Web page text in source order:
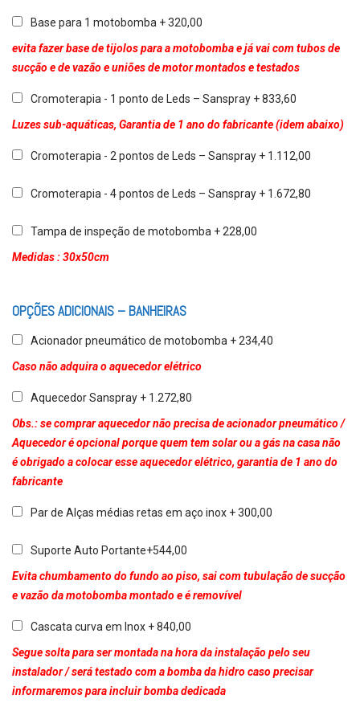
Base para 1 motobomba + 320,00
evita fazer base de tijolos para a motobomba e já vai com tubos de
sucção e de vazão e uniões de motor montados e testados
Cromoterapia - 1 ponto de Leds – Sanspray + 833,60
Luzes sub-aquáticas, Garantia de 1 ano do fabricante (idem abaixo)
Cromoterapia - 2 pontos de Leds – Sanspray + 1.112,00
Cromoterapia - 4 pontos de Leds – Sanspray + 1.672,80
Tampa de inspeção de motobomba + 228,00
Medidas : 30x50cm
OPÇÕES ADICIONAIS – BANHEIRAS
Acionador pneumático de motobomba + 234,40
Caso não adquira o aquecedor elétrico
Aquecedor Sanspray + 1.272,80
Obs.: se comprar aquecedor não precisa de acionador pneumático /
Aquecedor é opcional porque quem tem solar ou a gás na casa não
é obrigado a colocar esse aquecedor elétrico, garantia de 1 ano do
fabricante
Par de Alças médias retas em aço inox + 300,00
Suporte Auto Portante+544,00
Evita chumbamento do fundo ao piso, sai com tubulação de sucção
e vazão da motobomba montado e é removível
Cascata curva em Inox + 840,00
Segue solta para ser montada na hora da instalação pelo seu
instalador / será testado com a bomba da hidro caso precisar
informaremos para incluir bomba dedicada